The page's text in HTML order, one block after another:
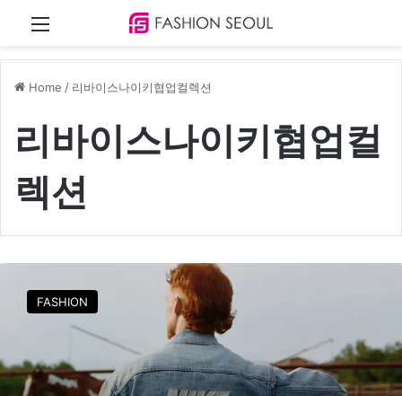
Home / 리바이스나이키협업컬렉션
리바이스나이키협업컬
렉션
x
나
FASHION